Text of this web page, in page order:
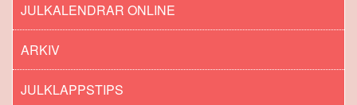
JULKALENDRAR ONLINE
ARKIV
JULKLAPPSTIPS